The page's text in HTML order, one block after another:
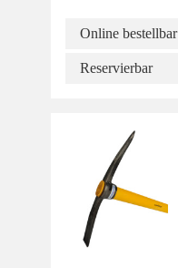
Online bestellbar
Reservierbar